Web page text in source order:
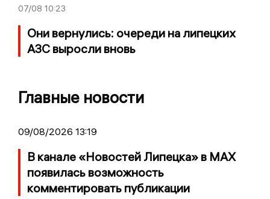
07/08 10:23
Они вернулись: очереди на липецких
АЗС выросли вновь
Главные новости
09/08/2026 13:19
В канале «Новостей Липецка» в MAX
появилась возможность
комментировать публикации